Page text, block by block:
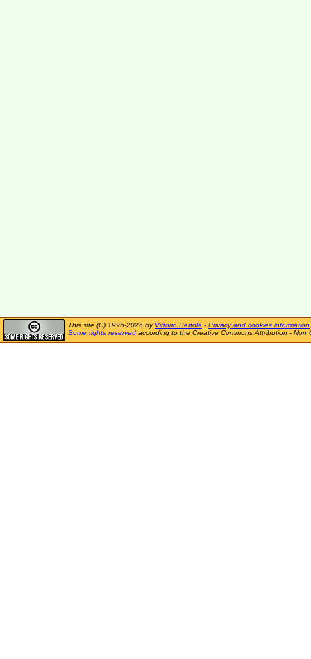
This site (C) 1995-2026 by Vittorio Bertola - Privacy and cookies information
Some rights reserved according to the Creative Commons Attribution - Non